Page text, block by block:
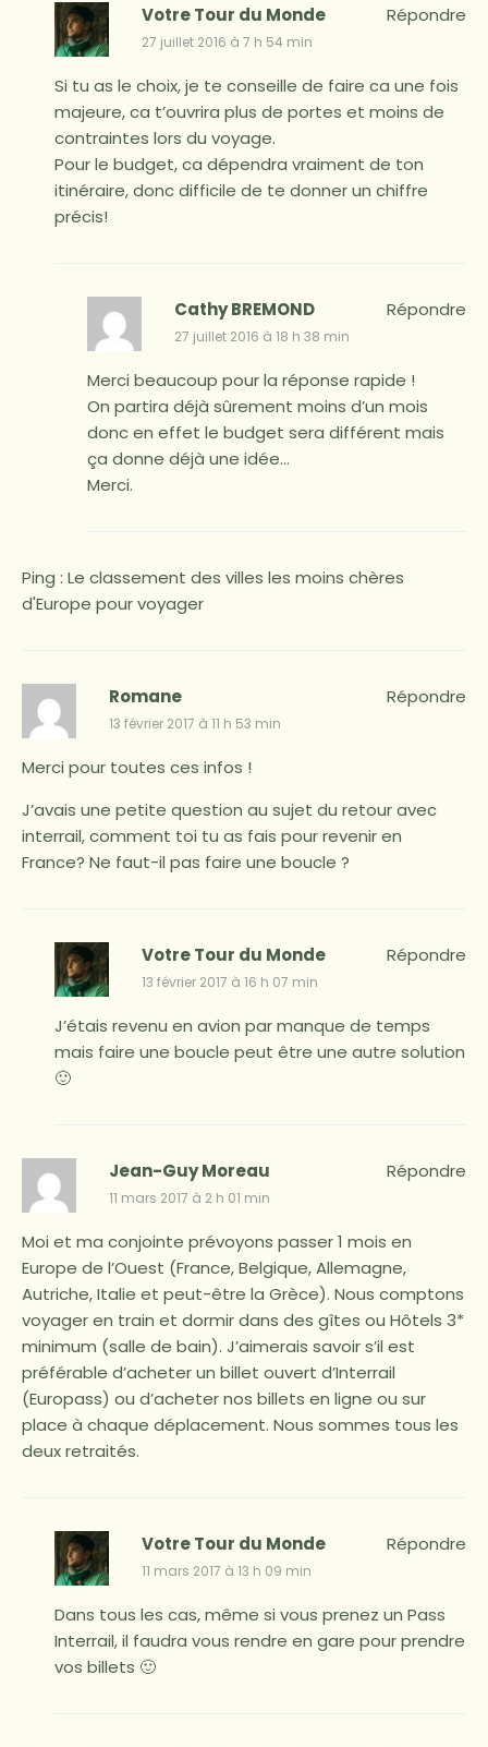
Votre Tour du Monde
27 juillet 2016 à 7 h 54 min
Si tu as le choix, je te conseille de faire ca une fois
majeure, ca t’ouvrira plus de portes et moins de
contraintes lors du voyage.
Pour le budget, ca dépendra vraiment de ton
itinéraire, donc difficile de te donner un chiffre
précis!
Répondre
Cathy BREMOND
27 juillet 2016 à 18 h 38 min
Merci beaucoup pour la réponse rapide !
On partira déjà sûrement moins d’un mois
donc en effet le budget sera différent mais
ça donne déjà une idée…
Merci.
Répondre
Ping : Le classement des villes les moins chères
d'Europe pour voyager
Romane
13 février 2017 à 11 h 53 min
Merci pour toutes ces infos !
J’avais une petite question au sujet du retour avec
interrail, comment toi tu as fais pour revenir en
France? Ne faut-il pas faire une boucle ?
Répondre
Votre Tour du Monde
13 février 2017 à 16 h 07 min
J’étais revenu en avion par manque de temps
mais faire une boucle peut être une autre solution
🙂
Répondre
Jean-Guy Moreau
11 mars 2017 à 2 h 01 min
Moi et ma conjointe prévoyons passer 1 mois en
Europe de l’Ouest (France, Belgique, Allemagne,
Autriche, Italie et peut-être la Grèce). Nous comptons
voyager en train et dormir dans des gîtes ou Hôtels 3*
minimum (salle de bain). J’aimerais savoir s’il est
préférable d’acheter un billet ouvert d’Interrail
(Europass) ou d’acheter nos billets en ligne ou sur
place à chaque déplacement. Nous sommes tous les
deux retraités.
Répondre
Votre Tour du Monde
11 mars 2017 à 13 h 09 min
Dans tous les cas, même si vous prenez un Pass
Interrail, il faudra vous rendre en gare pour prendre
vos billets 🙂
Répondre